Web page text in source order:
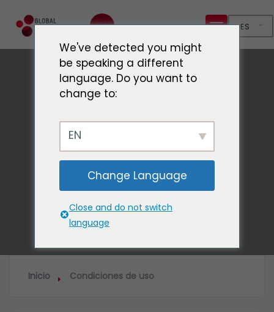
ES
Inicio Condiciones de uso
We've detected you might
be speaking a different
language. Do you want to
change to:
EN
Change Language
Close and do not switch
language